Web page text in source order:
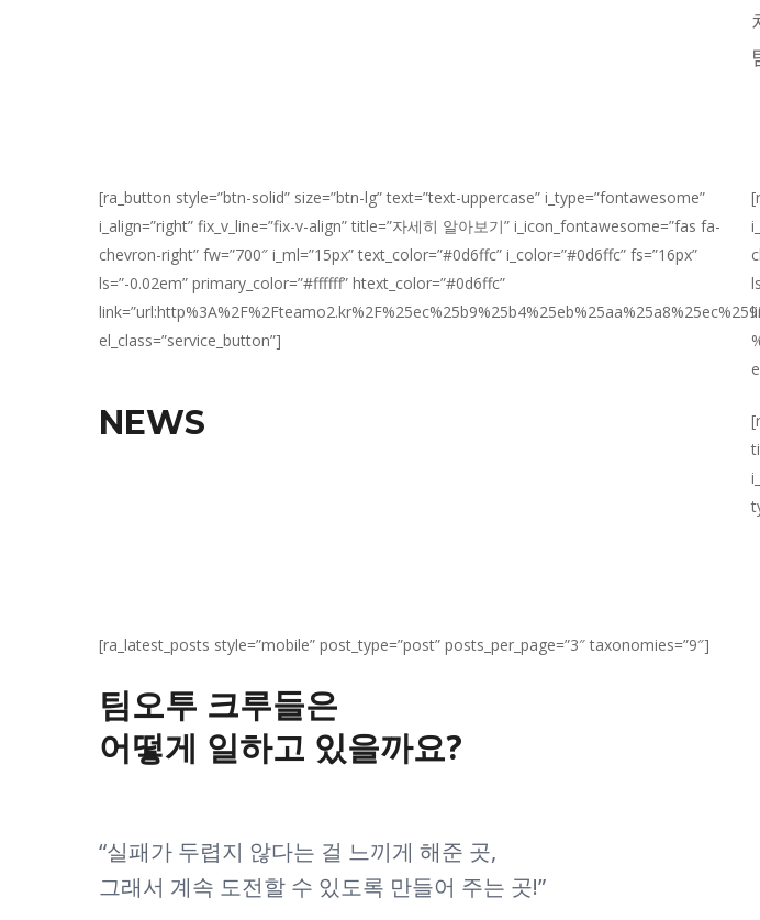
[ra_button style=”btn-solid” size=”btn-lg” text=”text-uppercase” i_type=”fontawesome”
i_align=”right” fix_v_line=”fix-v-align” title=”자세히 알아보기” i_icon_fontawesome=”fas fa-
chevron-right” fw=”700″ i_ml=”15px” text_color=”#0d6ffc” i_color=”#0d6ffc” fs=”16px”
ls=”-0.02em” primary_color=”#ffffff” htext_color=”#0d6ffc”
el_class=”service_button”]
NEWS
[ra_latest_posts style=”mobile” post_type=”post” posts_per_page=”3″ taxonomies=”9″]
팀오투 크루들은
어떻게 일하고 있을까요?
“실패가 두렵지 않다는 걸 느끼게 해준 곳,
그래서 계속 도전할 수 있도록 만들어 주는 곳!”